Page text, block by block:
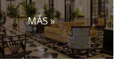
MÁS »